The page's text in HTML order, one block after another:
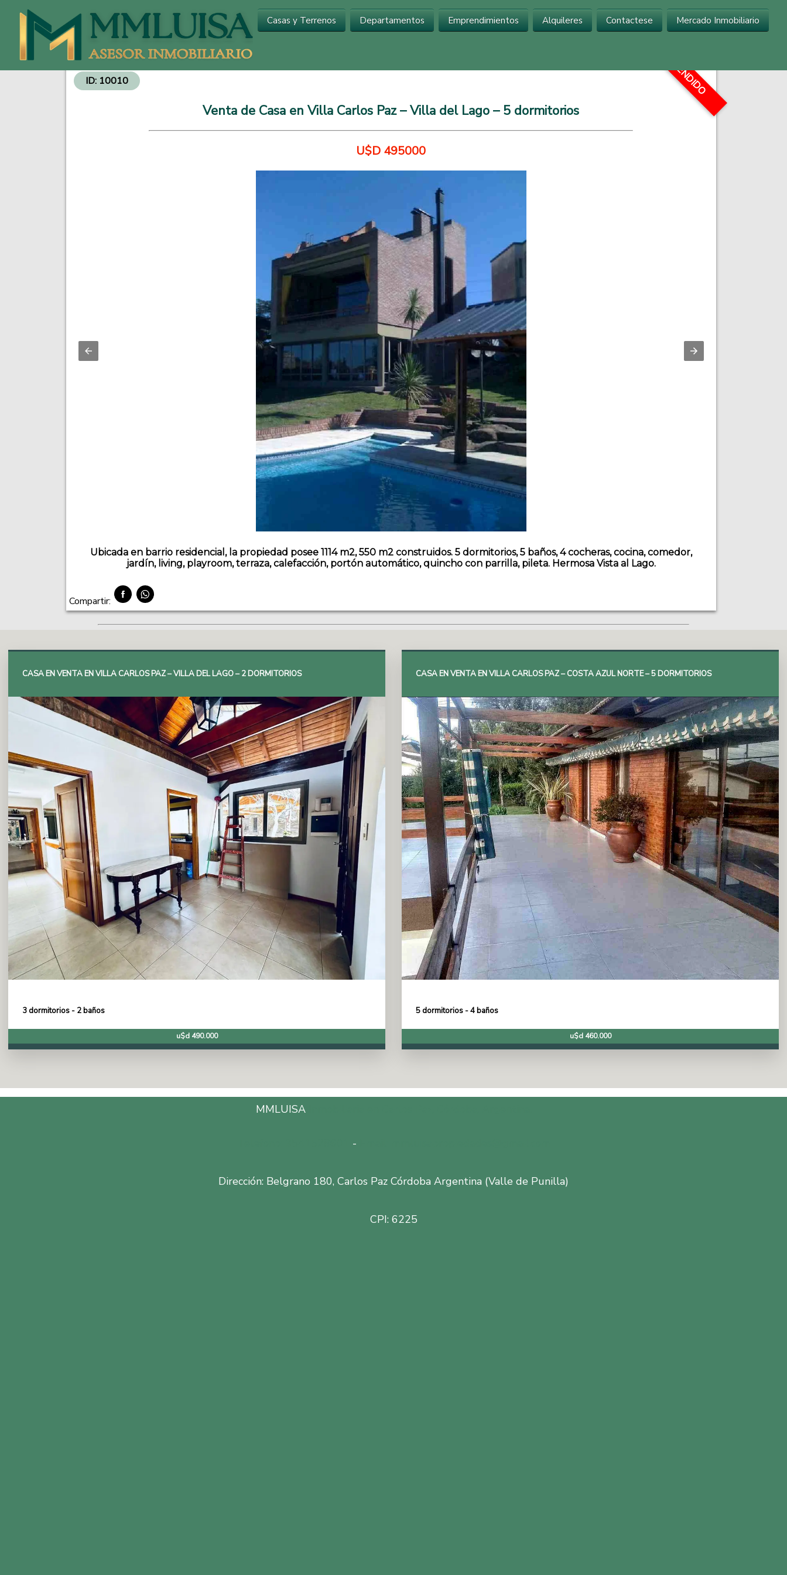
Inmobiliaria en Carlos Paz
Venta de Departamentos y Propiedades - Inversiones Inmobiliarias
Casas y Terrenos Departamentos Emprendimientos Alquileres Contactese Mercado Inmobiliario
ID: 10010
Venta de Casa en Villa Carlos Paz – Villa del Lago – 5 dormitorios
U$D 495000
VENDIDO
Ubicada en barrio residencial, la propiedad posee 1114 m2, 550 m2 construidos. 5 dormitorios, 5 baños, 4 cocheras, cocina, comedor,
jardín, living, playroom, terraza, calefacción, portón automático, quincho con parrilla, pileta. Hermosa Vista al Lago.
Compartir:
CASA EN VENTA EN VILLA CARLOS PAZ – VILLA DEL LAGO – 2 DORMITORIOS
3 dormitorios - 2 baños
u$d 490.000
CASA EN VENTA EN VILLA CARLOS PAZ – COSTA AZUL NORTE – 5 DORMITORIOS
5 dormitorios - 4 baños
u$d 460.000
MMLUISA
-
Dirección: Belgrano 180, Carlos Paz Córdoba Argentina (Valle de Punilla)
CPI: 6225